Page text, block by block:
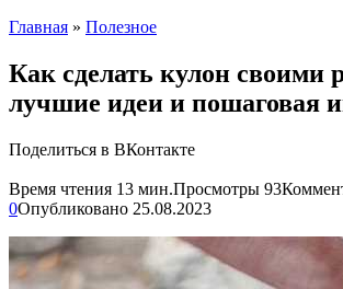
Главная » Полезное
Как сделать кулон своими
лучшие идеи и пошаговая
Поделиться в ВКонтакте
Время чтения 13 мин.Просмотры 93
0Опубликовано 25.08.2023